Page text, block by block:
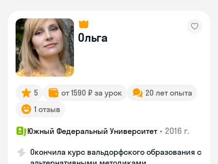
Ольга
5 от 1590 ₽ за урок
20 лет опыта
1 отзыв
Южный Федеральный Университет • 2016 г.
Окончила курс вальдорфского образования с